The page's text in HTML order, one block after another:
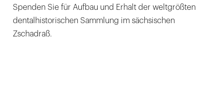
Spenden Sie für Aufbau und Erhalt der weltgrößten
dentalhistorischen Sammlung im sächsischen
Zschadraß.